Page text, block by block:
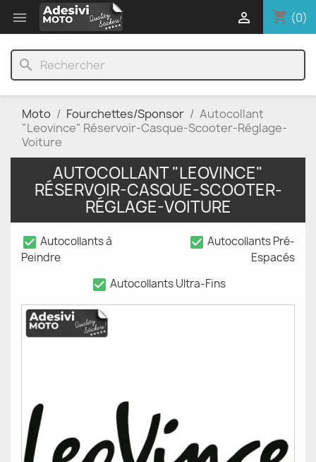
 shopping_cart (0)

search
Moto Fourchettes/Sponsor
Autocollant
"Leovince" Réservoir-Casque-Scooter-Réglage-
Voiture
AUTOCOLLANT "LEOVINCE"
RÉSERVOIR-CASQUE-SCOOTER-
RÉGLAGE-VOITURE
check_box Autocollants à
Peindre
check_box Autocollants Pré-
Espacés
check_box Autocollants Ultra-Fins